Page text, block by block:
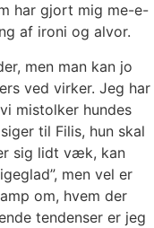
har gjort mig me-e-
af ironi og alvor.
men man kan jo
ved virker. Jeg har
mistolker hundes
til Filis, hun skal
sig lidt væk, kan
men vel er
om, hvem der
tendenser er jeg